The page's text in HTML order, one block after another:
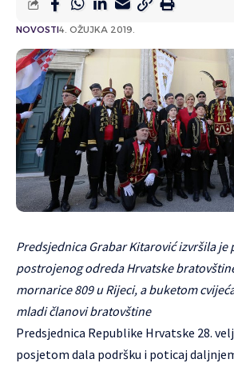
NOVOSTI4. OŽUJKA 2019.
Predsjednica Grabar Kitarović izvršila je
postrojenog odreda Hrvatske
mornarice 809 u Rijeci, a buketom
mladi članovi bratovštine
Predsjednica Republike Hrvatske 28.
posjetom dala podršku i poticaj